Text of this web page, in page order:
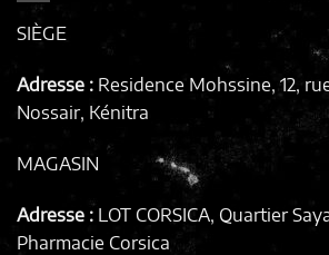
SIÈGE
Adresse : Residence Mohssine, 12,
Nossair, Kénitra
MAGASIN
Adresse : LOT CORSICA, Quartier
Pharmacie Corsica